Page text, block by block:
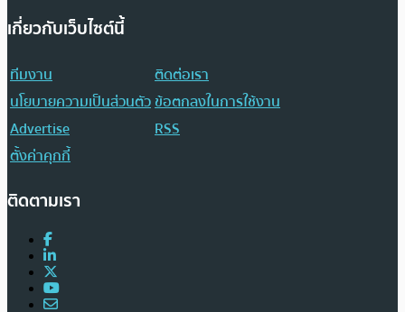
เกี่ยวกับเว็บไซต์นี้
ทีมงาน
ติดต่อเรา
นโยบายความเป็นส่วนตัวข้อตกลงในการใช้งาน
Advertise
RSS
ตั้งค่าคุกกี้
ติดตามเรา